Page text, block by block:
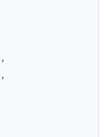
,
,